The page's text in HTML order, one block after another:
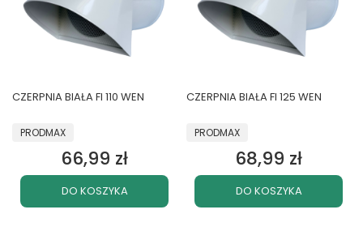
CZERPNIA BIAŁA FI 110 WEN
PRODUCENT
PRODMAX
Cena
66,99 zł
DO KOSZYKA
CZERPNIA BIAŁA FI 125 WEN
PRODUCENT
PRODMAX
Cena
68,99 zł
DO KOSZYKA